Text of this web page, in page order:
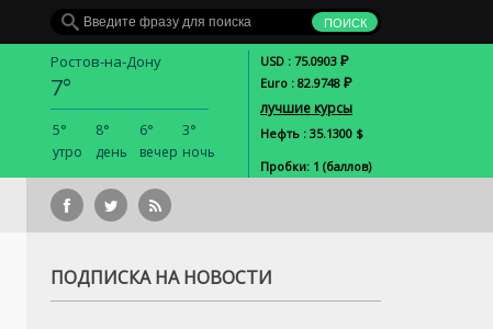
Ростов-на-Дону
7°
5°
утро
8°
день
6°
вечер
3°
ночь
USD : 75.0903 Р
Euro : 82.9748 Р
лучшие курсы
Нефть : 35.1300 $
Пробки: 1 (баллов)
ПОДПИСКА НА НОВОСТИ